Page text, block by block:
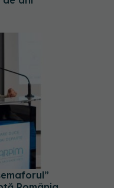
România
aprobate în